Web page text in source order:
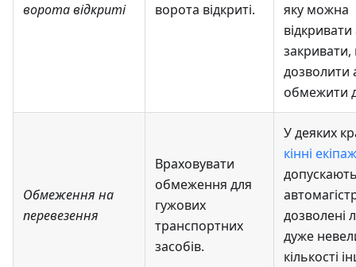
ворота відкриті
ворота відкриті.
яку можна
дозволити
обмежити
Обмеження на
перевезення
Враховувати
обмеження для
гужових
транспортних
засобів.
У деяких
кінні
дозволені
дуже
кількості